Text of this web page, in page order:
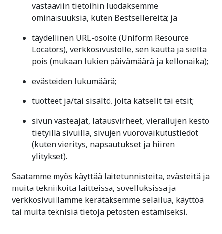
vastaaviin tietoihin luodaksemme
ominaisuuksia, kuten Bestsellereitä; ja
täydellinen URL-osoite (Uniform Resource
Locators), verkkosivustolle, sen kautta ja sieltä
pois (mukaan lukien päivämäärä ja kellonaika);
evästeiden lukumäärä;
tuotteet ja/tai sisältö, joita katselit tai etsit;
sivun vasteajat, latausvirheet, vierailujen kesto
tietyillä sivuilla, sivujen vuorovaikutustiedot
(kuten vieritys, napsautukset ja hiiren
ylitykset).
Saatamme myös käyttää laitetunnisteita, evästeitä ja
muita tekniikoita laitteissa, sovelluksissa ja
verkkosivuillamme kerätäksemme selailua, käyttöä
tai muita teknisiä tietoja petosten estämiseksi.